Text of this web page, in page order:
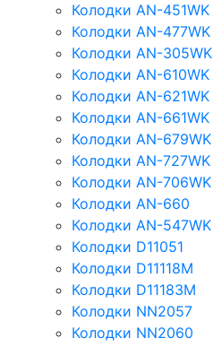
Колодки AN-451WK
Колодки AN-477WK
Колодки AN-305WK
Колодки AN-610WK
Колодки AN-621WK
Колодки AN-661WK
Колодки AN-679WK
Колодки AN-727WK
Колодки AN-706WK
Колодки AN-660
Колодки AN-547WK
Колодки D11051
Колодки D11118M
Колодки D11183M
Колодки NN2057
Колодки NN2060